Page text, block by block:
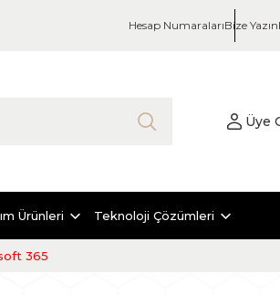
Hesap NumaralarıBize Yazın
Üye
Ürünleri Teknoloji Çözümleri
365